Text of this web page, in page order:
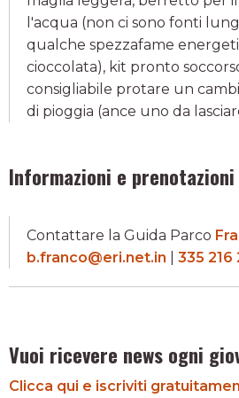
l'acqua (non ci sono fonti
qualche spezzafame
cioccolata), kit pronto
consigliabile protare un
di pioggia (ance uno da
Informazioni e prenotazioni
Contattare la Guida Parco
b.franco@eri.net.in
335 216
Vuoi ricevere news ogni
Clicca qui e iscriviti